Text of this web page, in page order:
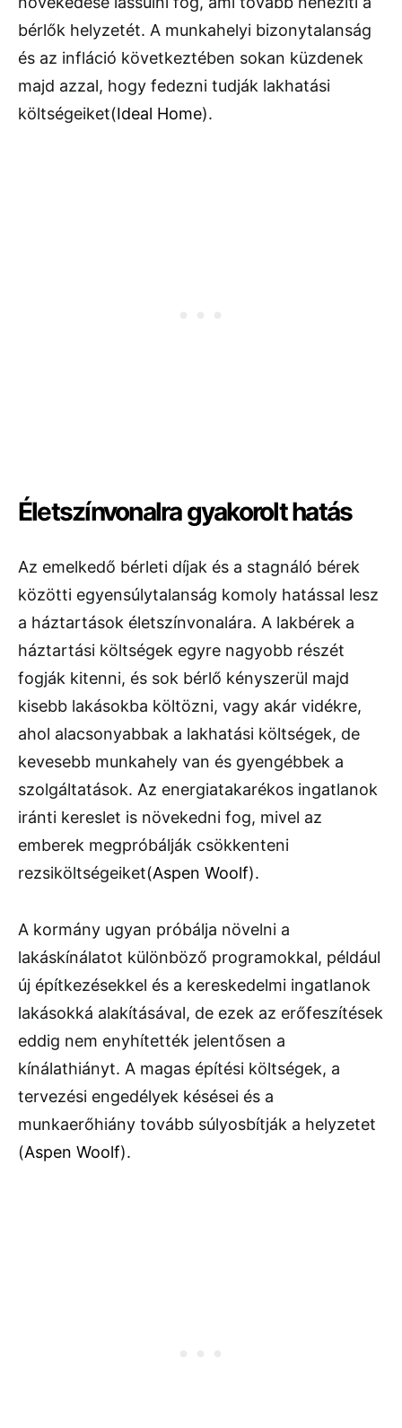
bérlők helyzetét. A munkahelyi bizonytalanság
és az infláció következtében sokan küzdenek
majd azzal, hogy fedezni tudják lakhatási
költségeiket​(Ideal Home).
Életszínvonalra gyakorolt hatás
Az emelkedő bérleti díjak és a stagnáló bérek
közötti egyensúlytalanság komoly hatással lesz
a háztartások életszínvonalára. A lakbérek a
háztartási költségek egyre nagyobb részét
fogják kitenni, és sok bérlő kényszerül majd
kisebb lakásokba költözni, vagy akár vidékre,
ahol alacsonyabbak a lakhatási költségek, de
kevesebb munkahely van és gyengébbek a
szolgáltatások. Az energiatakarékos ingatlanok
iránti kereslet is növekedni fog, mivel az
emberek megpróbálják csökkenteni
rezsiköltségeiket​(Aspen Woolf).
A kormány ugyan próbálja növelni a
lakáskínálatot különböző programokkal, például
új építkezésekkel és a kereskedelmi ingatlanok
lakásokká alakításával, de ezek az erőfeszítések
eddig nem enyhítették jelentősen a
kínálathiányt. A magas építési költségek, a
tervezési engedélyek késései és a
munkaerőhiány tovább súlyosbítják a helyzetet​
(Aspen Woolf).